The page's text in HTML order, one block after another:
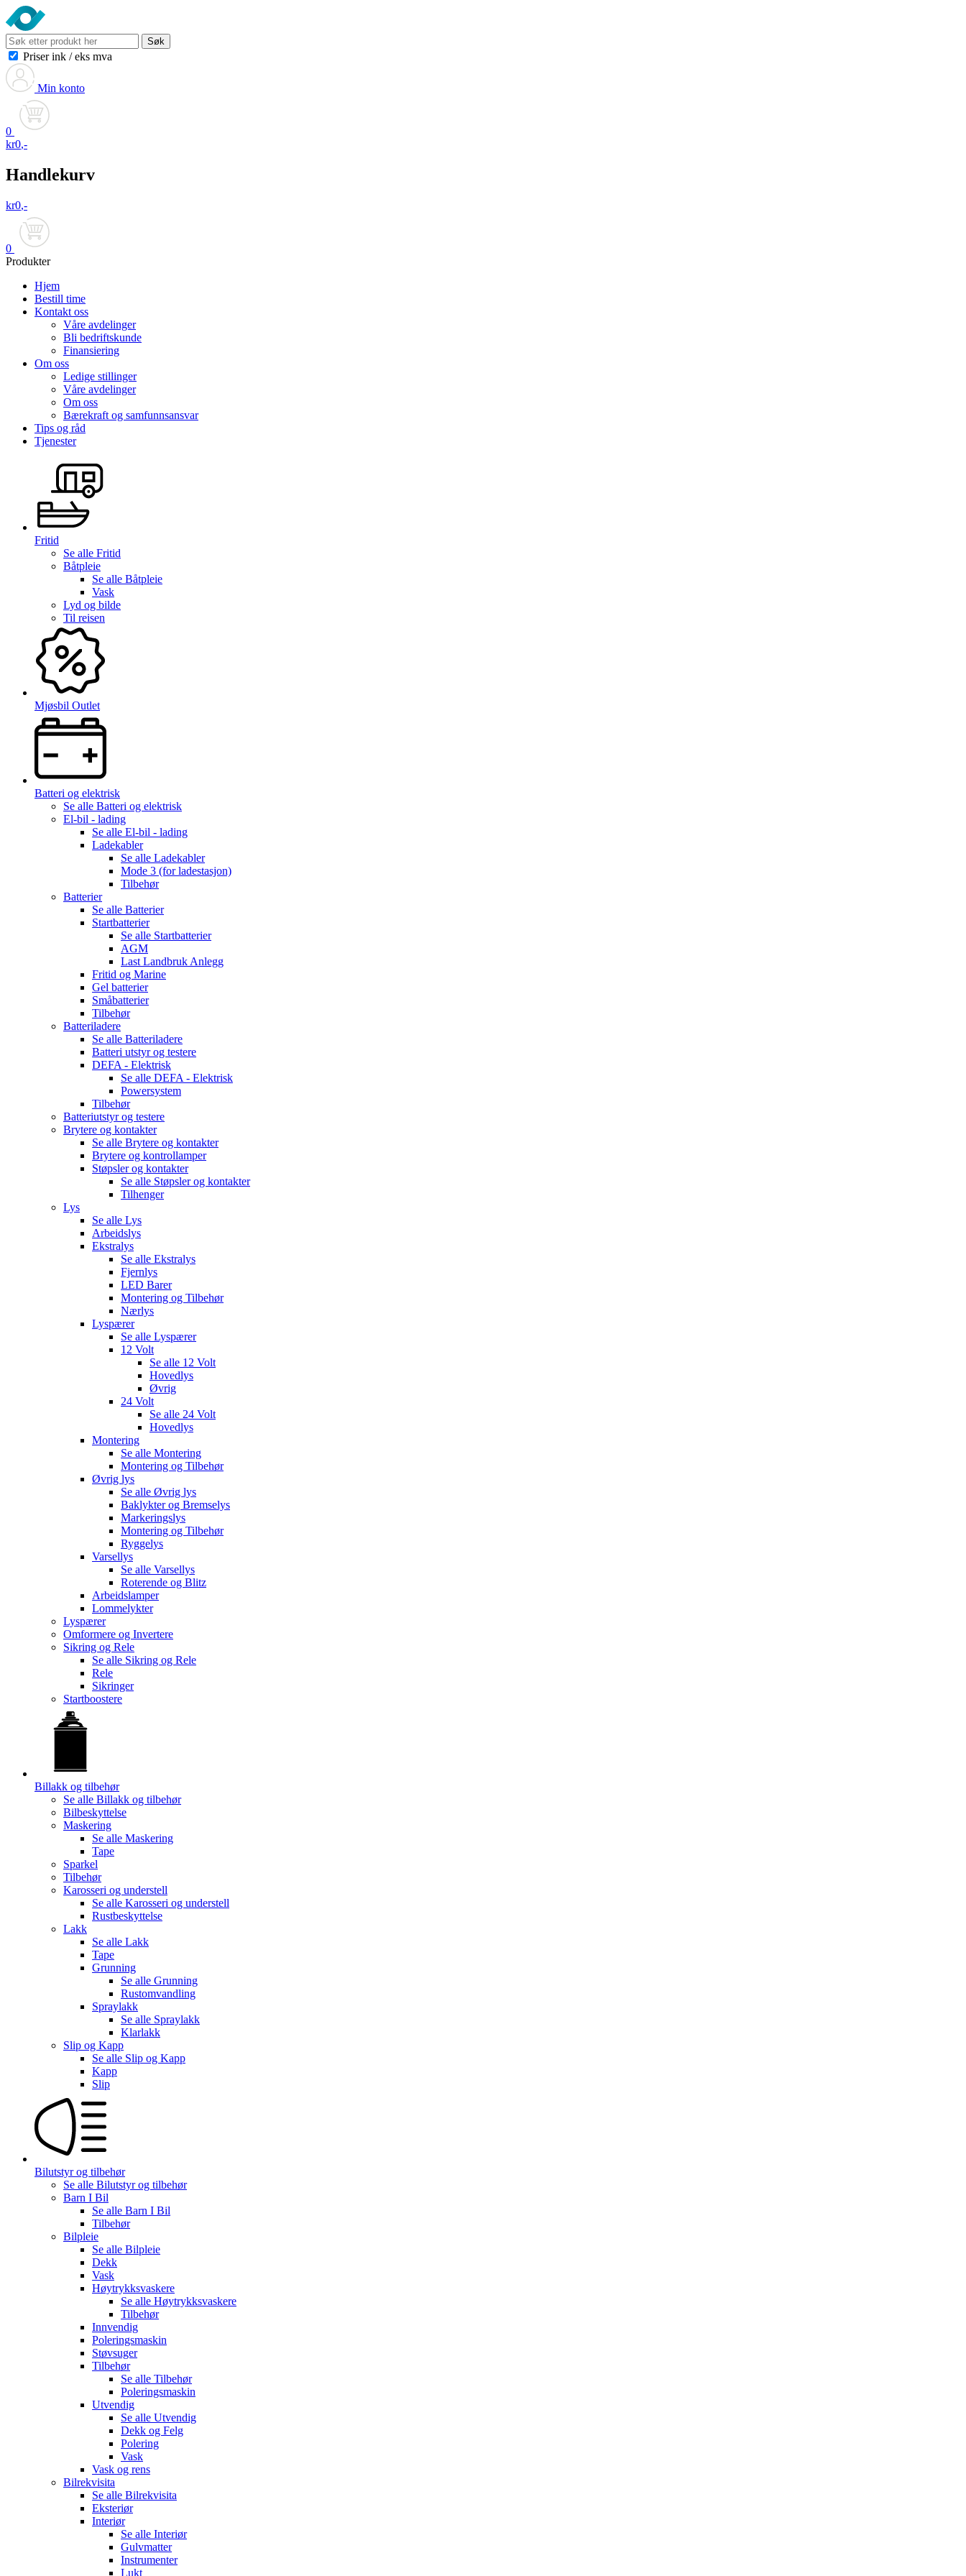
Søk
Priser ink / eks mva
Min konto
0
kr0,-
Handlekurv
kr0,-
0
Produkter
Hjem
Bestill time
Kontakt oss
Våre avdelinger
Bli bedriftskunde
Finansiering
Om oss
Ledige stillinger
Våre avdelinger
Om oss
Bærekraft og samfunnsansvar
Tips og råd
Tjenester
Fritid
Se alle Fritid
Båtpleie
Se alle Båtpleie
Vask
Lyd og bilde
Til reisen
Mjøsbil Outlet
Batteri og elektrisk
Se alle Batteri og elektrisk
El-bil - lading
Se alle El-bil - lading
Ladekabler
Se alle Ladekabler
Mode 3 (for ladestasjon)
Tilbehør
Batterier
Se alle Batterier
Startbatterier
Se alle Startbatterier
AGM
Last Landbruk Anlegg
Fritid og Marine
Gel batterier
Småbatterier
Tilbehør
Batteriladere
Se alle Batteriladere
Batteri utstyr og testere
DEFA - Elektrisk
Se alle DEFA - Elektrisk
Powersystem
Tilbehør
Batteriutstyr og testere
Brytere og kontakter
Se alle Brytere og kontakter
Brytere og kontrollamper
Støpsler og kontakter
Se alle Støpsler og kontakter
Tilhenger
Lys
Se alle Lys
Arbeidslys
Ekstralys
Se alle Ekstralys
Fjernlys
LED Barer
Montering og Tilbehør
Nærlys
Lyspærer
Se alle Lyspærer
12 Volt
Se alle 12 Volt
Hovedlys
Øvrig
24 Volt
Se alle 24 Volt
Hovedlys
Montering
Se alle Montering
Montering og Tilbehør
Øvrig lys
Se alle Øvrig lys
Baklykter og Bremselys
Markeringslys
Montering og Tilbehør
Ryggelys
Varsellys
Se alle Varsellys
Roterende og Blitz
Arbeidslamper
Lommelykter
Lyspærer
Omformere og Invertere
Sikring og Rele
Se alle Sikring og Rele
Rele
Sikringer
Startboostere
Billakk og tilbehør
Se alle Billakk og tilbehør
Bilbeskyttelse
Maskering
Se alle Maskering
Tape
Sparkel
Tilbehør
Karosseri og understell
Se alle Karosseri og understell
Rustbeskyttelse
Lakk
Se alle Lakk
Tape
Grunning
Se alle Grunning
Rustomvandling
Spraylakk
Se alle Spraylakk
Klarlakk
Slip og Kapp
Se alle Slip og Kapp
Kapp
Slip
Bilutstyr og tilbehør
Se alle Bilutstyr og tilbehør
Barn I Bil
Se alle Barn I Bil
Tilbehør
Bilpleie
Se alle Bilpleie
Dekk
Vask
Høytrykksvaskere
Se alle Høytrykksvaskere
Tilbehør
Innvendig
Poleringsmaskin
Støvsuger
Tilbehør
Se alle Tilbehør
Poleringsmaskin
Utvendig
Se alle Utvendig
Dekk og Felg
Polering
Vask
Vask og rens
Bilrekvisita
Se alle Bilrekvisita
Eksteriør
Interiør
Se alle Interiør
Gulvmatter
Instrumenter
Lukt